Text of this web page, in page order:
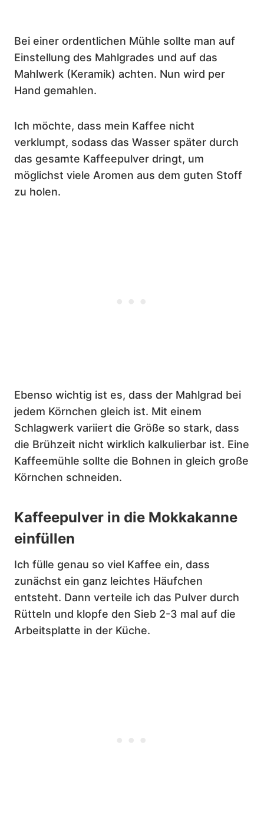
Bei einer ordentlichen Mühle sollte man auf
Einstellung des Mahlgrades und auf das
Mahlwerk (Keramik) achten. Nun wird per
Hand gemahlen.
Ich möchte, dass mein Kaffee nicht
verklumpt, sodass das Wasser später durch
das gesamte Kaffeepulver dringt, um
möglichst viele Aromen aus dem guten Stoff
zu holen.
Ebenso wichtig ist es, dass der Mahlgrad bei
jedem Körnchen gleich ist. Mit einem
Schlagwerk variiert die Größe so stark, dass
die Brühzeit nicht wirklich kalkulierbar ist. Eine
Kaffeemühle sollte die Bohnen in gleich große
Körnchen schneiden.
Kaffeepulver in die Mokkakanne
einfüllen
Ich fülle genau so viel Kaffee ein, dass
zunächst ein ganz leichtes Häufchen
entsteht. Dann verteile ich das Pulver durch
Rütteln und klopfe den Sieb 2-3 mal auf die
Arbeitsplatte in der Küche.